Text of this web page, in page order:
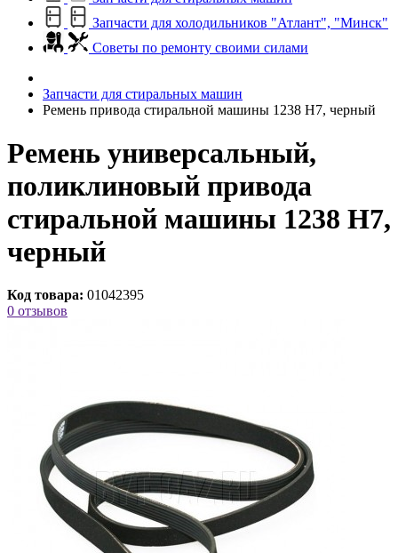
Запчасти для холодильников "Атлант", "Минск"
Советы по ремонту своими силами
Запчасти для стиральных машин
Ремень привода стиральной машины 1238 H7, черный
Ремень универсальный,
поликлиновый привода
стиральной машины 1238 H7,
черный
Код товара: 01042395
0 отзывов